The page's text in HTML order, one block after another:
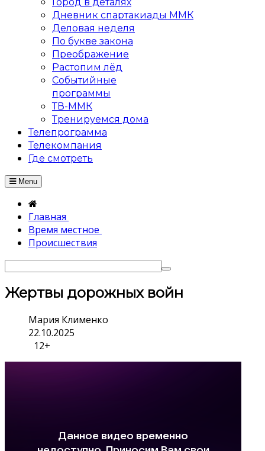
Город в деталях
Дневник спартакиады ММК
Деловая неделя
По букве закона
Преображение
Растопим лёд
Событийные
программы
ТВ-ММК
Тренируемся дома
Телепрограмма
Телекомпания
Где смотреть
Menu
Главная
Время местное
Происшествия
Жертвы дорожных войн
Мария Клименко
22.10.2025
12+